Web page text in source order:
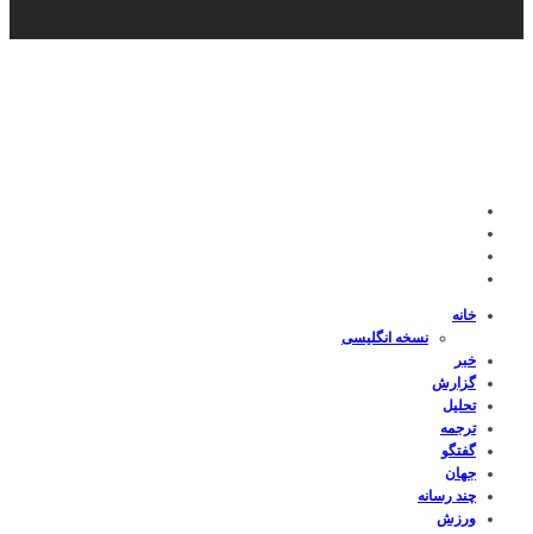
خانه
نسخه انگلیسی
خبر
گزارش
تحلیل
ترجمه
گفتگو
جهان
چند رسانه
ورزش